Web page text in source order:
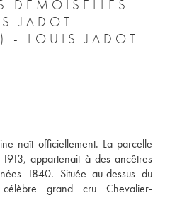
DEMOISELLES
JADOT
- LOUIS JADOT
naît officiellement. La parcelle
appartenait à des ancêtres
1840. Située au-dessus du
grand cru Chevalier-